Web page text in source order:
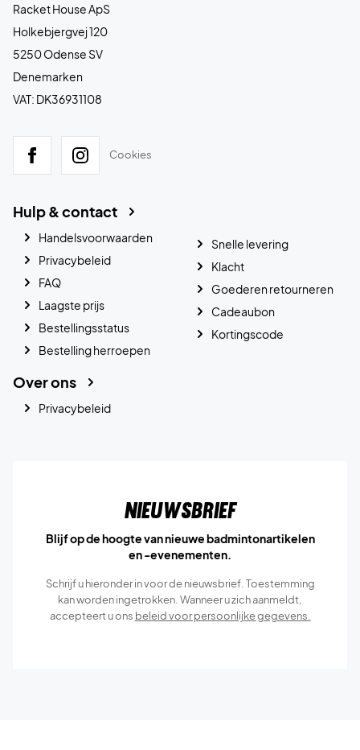
Racket House ApS
Holkebjergvej 120
5250 Odense SV
Denemarken
VAT: DK36931108
Cookies
Hulp & contact
Handelsvoorwaarden
Privacybeleid
FAQ
Laagste prijs
Bestellingsstatus
Bestelling herroepen
Snelle levering
Klacht
Goederen retourneren
Cadeaubon
Kortingscode
Over ons
Privacybeleid
Nieuwsbrief
Blijf op de hoogte van nieuwe badmintonartikelen
en -evenementen.
Schrijf u hieronder in voor de nieuwsbrief. Toestemming
kan worden ingetrokken. Wanneer u zich aanmeldt,
accepteert u ons beleid voor persoonlijke gegevens.